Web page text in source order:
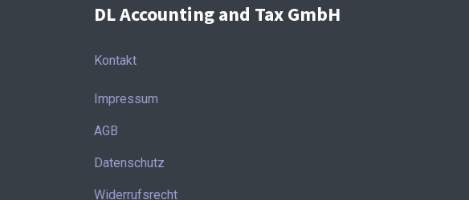
DL Accounting and Tax GmbH
Kontakt
Impressum
AGB
Datenschutz
Widerrufsrecht